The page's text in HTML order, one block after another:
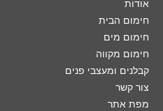
אודות
חימום הבית
חימום מים
חימום מקווה
קבלנים ומעצבי פנים
צור קשר
מפת אתר